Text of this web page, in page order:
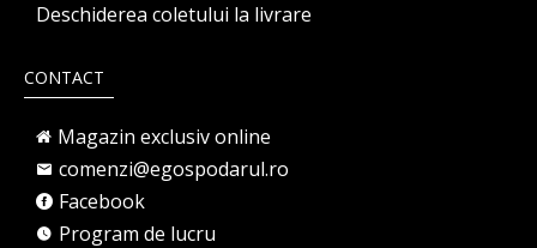
Deschiderea coletului la livrare
CONTACT
Magazin exclusiv online
comenzi@egospodarul.ro
Facebook
Program de lucru